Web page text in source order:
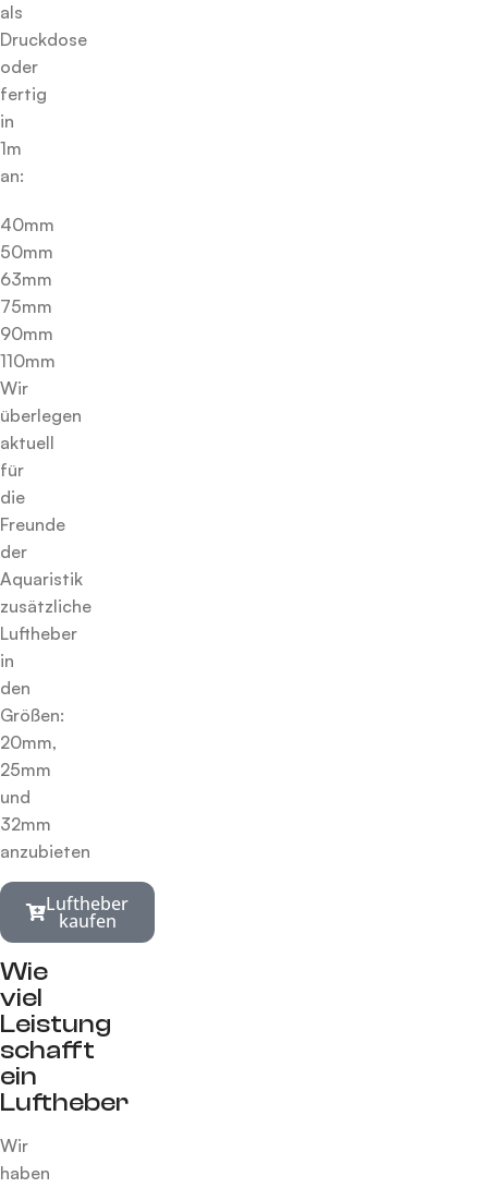
als
Druckdose
oder
fertig
in
1m
an:
40mm
50mm
63mm
75mm
90mm
110mm
Wir
überlegen
aktuell
für
die
Freunde
der
Aquaristik
zusätzliche
Luftheber
in
den
Größen:
20mm,
25mm
und
32mm
anzubieten
Luftheber
kaufen
Wie
viel
Leistung
schafft
ein
Luftheber
Wir
haben